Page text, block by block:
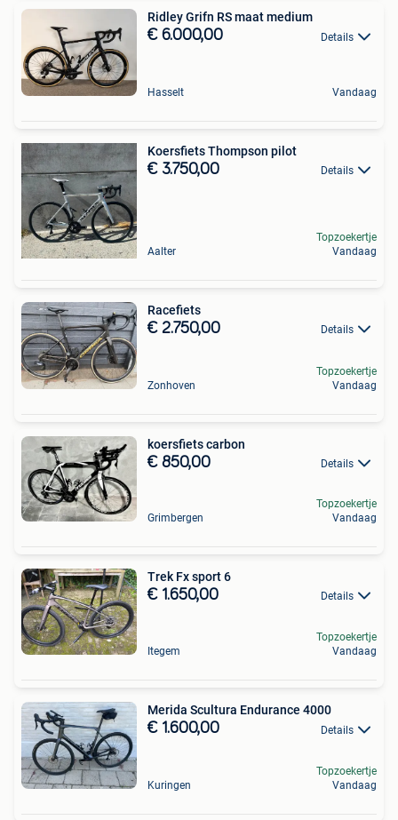
Ridley Grifn RS maat medium
€ 6.000,00 Details
Hasselt Vandaag
Koersfiets Thompson pilot
€ 3.750,00 Details
Aalter
Topzoekertje
Vandaag
Racefiets
€ 2.750,00 Details
Zonhoven
Topzoekertje
Vandaag
koersfiets carbon
€ 850,00 Details
Grimbergen
Topzoekertje
Vandaag
Trek Fx sport 6
€ 1.650,00 Details
Itegem
Topzoekertje
Vandaag
Merida Scultura Endurance 4000
€ 1.600,00 Details
Kuringen
Topzoekertje
Vandaag